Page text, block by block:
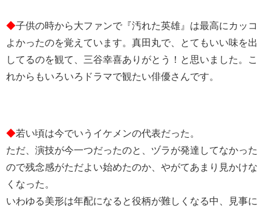
◆子供の時から大ファンで『汚れた英雄』は最高にカッコ
よかったのを覚えています。真田丸で、とてもいい味を出
してるのを観て、三谷幸喜ありがとう！と思いました。こ
れからもいろいろドラマで観たい俳優さんです。
◆若い頃は今でいうイケメンの代表だった。
ただ、演技が今一つだったのと、ヅラが発達してなかった
ので残念感がただよい始めたのか、やがてあまり見かけな
くなった。
いわゆる美形は年配になると役柄が難しくなる中、見事に